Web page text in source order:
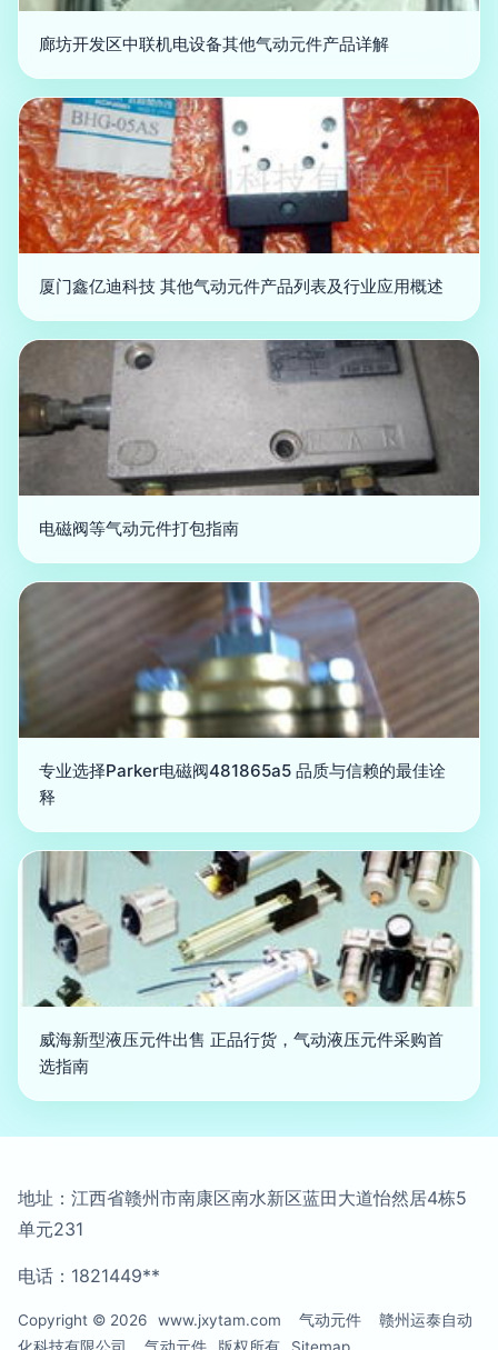
廊坊开发区中联机电设备其他气动元件产品详解
厦门鑫亿迪科技 其他气动元件产品列表及行业应用概述
电磁阀等气动元件打包指南
专业选择Parker电磁阀481865a5 品质与信赖的最佳诠
释
威海新型液压元件出售 正品行货，气动液压元件采购首
选指南
地址：江西省赣州市南康区南水新区蓝田大道怡然居4栋5
单元231
电话：1821449**
Copyright © 2026 www.jxytam.com 气动元件
赣州运泰自动